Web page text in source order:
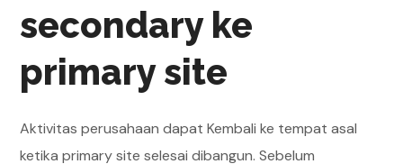
secondary ke
primary site
Aktivitas perusahaan dapat Kembali ke tempat asal
ketika primary site selesai dibangun. Sebelum